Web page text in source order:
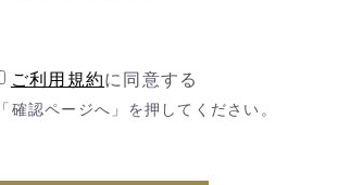
ご利用規約に同意する
確認ページへ」を押してください。